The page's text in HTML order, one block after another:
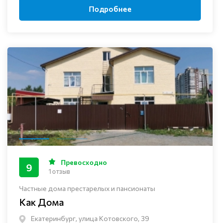
Подробнее
Частные дома престарелых и пансионаты
Как Дома
Екатеринбург, улица Котовского, 39
9 Превосходно
1 отзыв